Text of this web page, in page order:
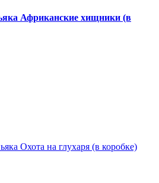
Африканские хищники (в